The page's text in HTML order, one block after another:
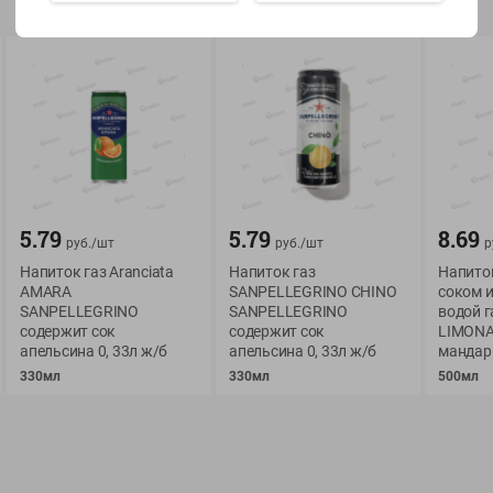
Оплата
Условия доставки
Возврат товара
Оформление заказа
Мой Green
История покупок
Обратная связь
Приложение Green c
5.79 руб./шт
Напиток газ Aranciata
AMARA
SANPELLEGRINO
содержит сок
апельсина 0, 33л ж/б
330мл
5.79 руб./шт
Напиток газ
SANPELLEGRINO CHINO
SANPELLEGRINO
содержит сок
апельсина 0, 33л ж/б
330мл
8.69
соком
водой
500мл